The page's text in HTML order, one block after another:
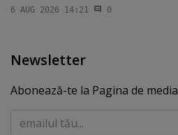
6 AUG 2026 14:21 0
Newsletter
Abonează-te la Pagina de media